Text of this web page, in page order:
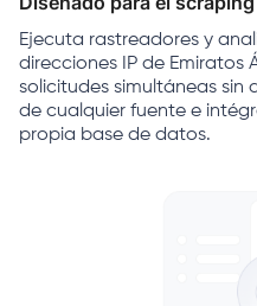
Ejecuta rastreadores y
direcciones IP de Emiratos
solicitudes simultáneas sin
de cualquier fuente e
propia base de datos.